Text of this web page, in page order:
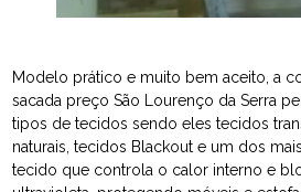
Modelo prático e muito bem aceito, a
sacada preço São Lourenço da Serra
tipos de tecidos sendo eles tecidos
naturais, tecidos Blackout e um dos
tecido que controla o calor interno e